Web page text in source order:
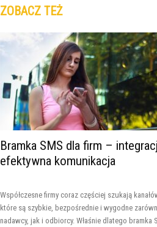
ZOBACZ TEŻ
Bramka SMS dla firm –
efektywna komunikacja
Współczesne firmy coraz częściej szukają
które są szybkie, bezpośrednie i wygodne
nadawcy, jak i odbiorcy. Właśnie dlatego bramka